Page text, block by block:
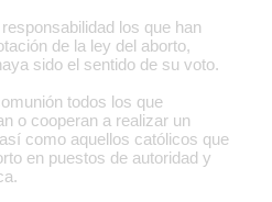
los que han
de la ley del aborto,
sido el sentido de su voto.
todos los que
o cooperan a realizar un
como aquellos católicos que
en puestos de autoridad y